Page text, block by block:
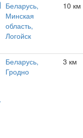
Беларусь,
Минская
область,
Логойск
10
Беларусь,
Гродно
3 км